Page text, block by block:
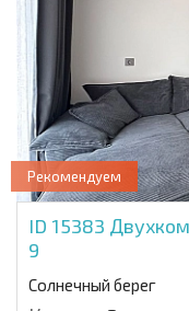
Рекомендуем
ID 15383
9
Солнечный берег